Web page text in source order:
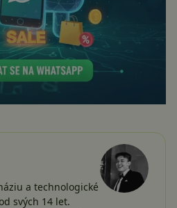
a technologické
svých 14 let.